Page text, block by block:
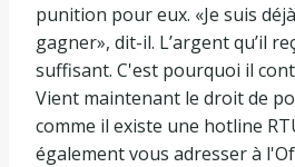
punition pour eux. «Je suis
gagner», dit-il. L’argent qu’il
suffisant. C'est pourquoi il
Vient maintenant le droit de
comme il existe une hotline
également vous adresser à